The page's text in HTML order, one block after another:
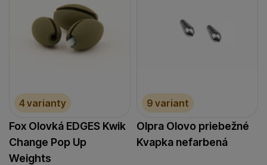
4 varianty
Fox Olovká EDGES Kwik
Change Pop Up
Weights
9 variant
Olpra Olovo priebežné
Kvapka nefarbená